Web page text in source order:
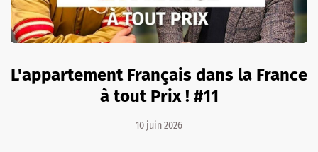
L'appartement Français dans la France
à tout Prix ! #11
10 juin 2026